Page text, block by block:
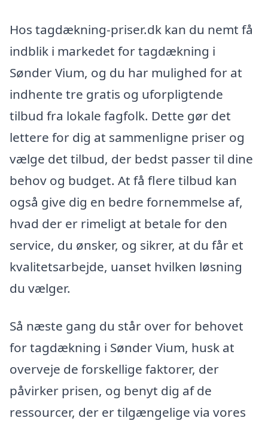
Hos tagdækning-priser.dk kan du nemt få
indblik i markedet for tagdækning i
Sønder Vium, og du har mulighed for at
indhente tre gratis og uforpligtende
tilbud fra lokale fagfolk. Dette gør det
lettere for dig at sammenligne priser og
vælge det tilbud, der bedst passer til dine
behov og budget. At få flere tilbud kan
også give dig en bedre fornemmelse af,
hvad der er rimeligt at betale for den
service, du ønsker, og sikrer, at du får et
kvalitetsarbejde, uanset hvilken løsning
du vælger.
Så næste gang du står over for behovet
for tagdækning i Sønder Vium, husk at
overveje de forskellige faktorer, der
påvirker prisen, og benyt dig af de
ressourcer, der er tilgængelige via vores